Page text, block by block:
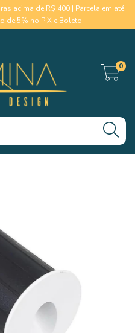
acima de R$ 400 | Parcela em até
de 5% no PIX e Boleto
0